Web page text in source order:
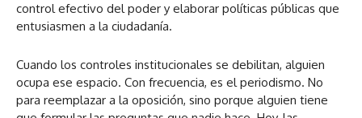
control efectivo del poder y elaborar políticas públicas que
entusiasmen a la ciudadanía.
Cuando los controles institucionales se debilitan, alguien
ocupa ese espacio. Con frecuencia, es el periodismo. No
para reemplazar a la oposición, sino porque alguien tiene